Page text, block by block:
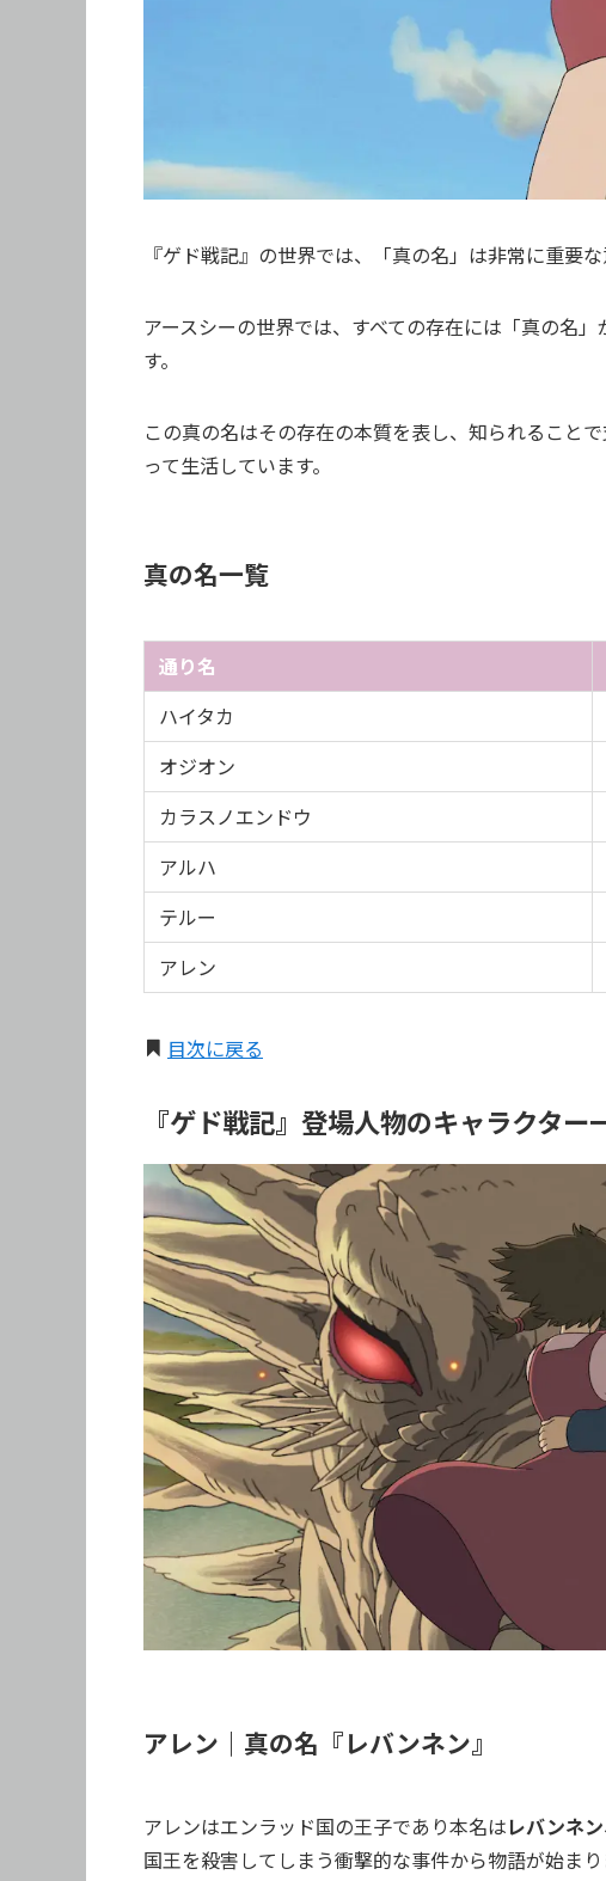
『ゲド戦記』の世界では、「真の名」は非常に重要な
アースシーの世界では、すべての存在には「真の名
す。
この真の名はその存在の本質を表し、知られること
って生活しています。
真の名一覧
通り名
ハイタカ
オジオン
カラスノエンドウ
アルハ
テルー
アレン
目次に戻る
『ゲド戦記』登場人物のキャラクター
アレン｜真の名『レバンネン』
アレンはエンラッド国の王子であり本名はレバンネン
国王を殺害してしまう衝撃的な事件から物語が始まり